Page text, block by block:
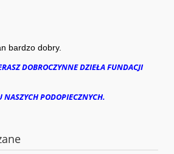
bardzo dobry.
DOBROCZYNNE DZIEŁA FUNDACJI
PODOPIECZNYCH.